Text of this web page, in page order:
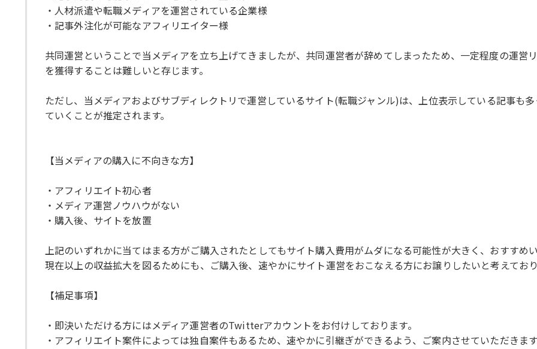
・人材派遣や転職メディアを運営されている企業様
・記事外注化が可能なアフィリエイター様
共同運営ということで当メディアを立ち上げてきましたが、共同運営者が辞めてしまったため、一定程度の運営
を獲得することは難しいと存じます。
ただし、当メディアおよびサブディレクトリで運営しているサイト(転職ジャンル)は、上位表示している記事も
ていくことが推定されます。
【当メディアの購入に不向きな方】
・アフィリエイト初心者
・メディア運営ノウハウがない
・購入後、サイトを放置
上記のいずれかに当てはまる方がご購入されたとしてもサイト購入費用がムダになる可能性が大きく、おすすめ
現在以上の収益拡大を図るためにも、ご購入後、速やかにサイト運営をおこなえる方にお譲りしたいと考えてお
【補足事項】
・即決いただける方にはメディア運営者のTwitterアカウントをお付けしております。
・アフィリエイト案件によっては独自案件もあるため、速やかに引継ぎができるよう、ご案内させていただきま